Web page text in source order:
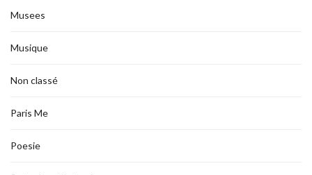
Musees
Musique
Non classé
Paris Me
Poesie